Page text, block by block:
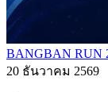
BANGBAN RUN
20 ธันวาคม 2569